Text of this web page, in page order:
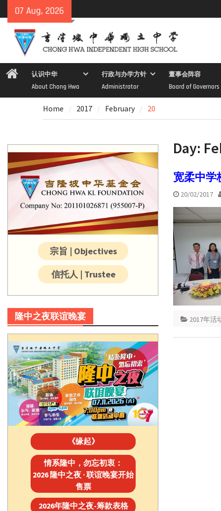
to
content
07 Aug, 2026
Home认识中华
About Chong Hwa
行政与办学方针
Administrator
董事会阵容
Board of Governors
Home 2017 February 20
Day:
宽柔中学
20/02/2017
2017年活
宗旨 | Objectives
信托人 | Trustee
隆中之夜联谊晚宴
《缘起》
情系隆中，勿忘初衷：
2026 隆中之夜 · 联谊晚宴开始
售票
2026年隆中之夜-筹款表格